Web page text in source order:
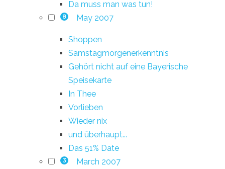
Da muss man was tun!
8 May 2007
Shoppen
Samstagmorgenerkenntnis
Gehört nicht auf eine Bayerische
Speisekarte
In Thee
Vorlieben
Wieder nix
und überhaupt...
Das 51% Date
3 March 2007